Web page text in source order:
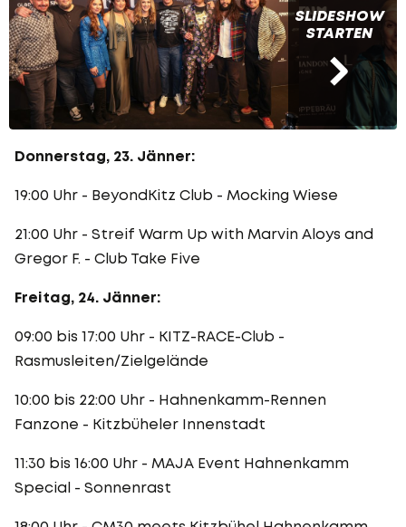
SLIDESHOW
STARTEN
Donnerstag, 23. Jänner:
19:00 Uhr - BeyondKitz Club - Mocking Wiese
21:00 Uhr - Streif Warm Up with Marvin Aloys and
Gregor F. - Club Take Five
Freitag, 24. Jänner:
09:00 bis 17:00 Uhr - KITZ-RACE-Club -
Rasmusleiten/Zielgelände
10:00 bis 22:00 Uhr - Hahnenkamm-Rennen
Fanzone - Kitzbüheler Innenstadt
11:30 bis 16:00 Uhr - MAJA Event Hahnenkamm
Special - Sonnenrast